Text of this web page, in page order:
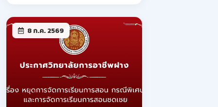
8 ก.ค. 2569